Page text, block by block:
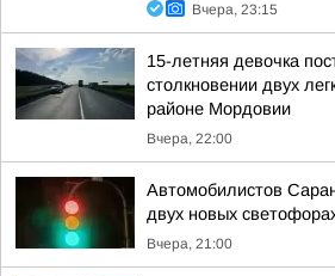
Вчера, 23:15
15-летняя девочка
столкновении двух
районе Мордовии
Вчера, 22:00
Автомобилистов
двух новых
Вчера, 21:00